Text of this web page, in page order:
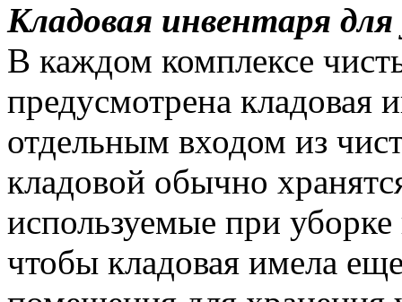
Кладовая инвентаря для
В каждом комплексе
предусмотрена кладовая
отдельным входом из
кладовой обычно
используемые при
чтобы кладовая имела